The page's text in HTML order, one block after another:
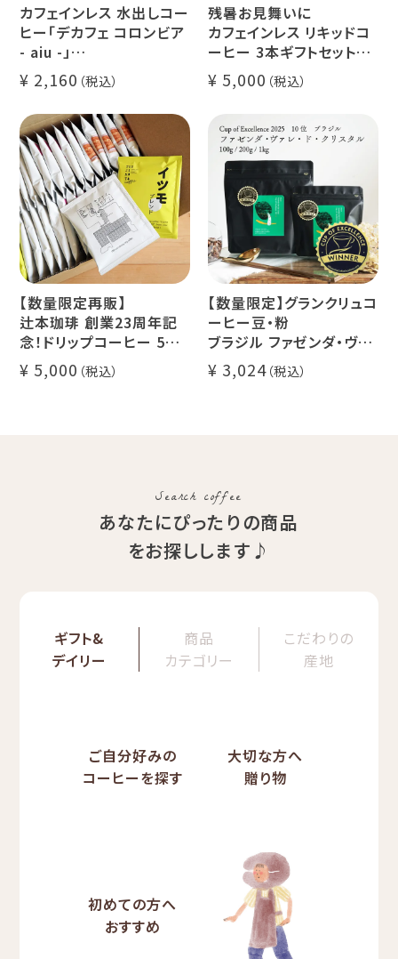
カフェインレス 水出しコー
ヒー「デカフェ コロンビア
- aiu -」
24g×6個（約12杯分）
マウンテンウォータープロ
セス カフェインレスコーヒ
ー豆100%使用 メール便
でお届け
2,160
残暑お見舞いに
カフェインレス リキッドコ
ーヒー 3本ギフトセット
クラッシュド デカフェ ゼリ
ー 1本
デカフェ オレベース【無
糖】1本
デカフェ アイスコーヒー 1
5,000
【数量限定再販】
辻本珈琲 創業23周年記
念！ドリップコーヒー 5種
50杯セット
アニバーサリーブレンド
5,000
【数量限定】グランクリュコ
ーヒー豆・粉
ブラジル ファゼンダ・ヴァ
レ・ド・クリスタル（100g /
200g / 1kg）
3,024
Search coffee
あなたにぴったりの商品
をお探しします♪
ギフト&
デイリー
商品
カテゴリー
こだわりの
産地
ご自分好みの
コーヒーを探す
大切な方へ
贈り物
初めての方へ
おすすめ